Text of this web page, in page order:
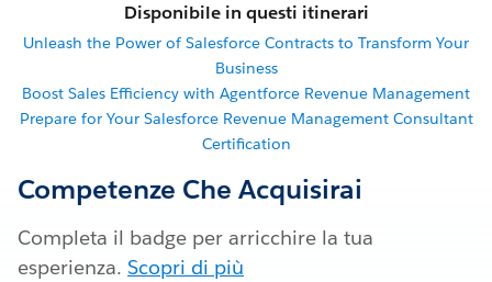
Disponibile in questi itinerari
Unleash the Power of Salesforce Contracts to Transform Your
Business
Boost Sales Efficiency with Agentforce Revenue Management
Prepare for Your Salesforce Revenue Management Consultant
Certification
Competenze Che Acquisirai
Completa il badge per arricchire la tua
esperienza. Scopri di più